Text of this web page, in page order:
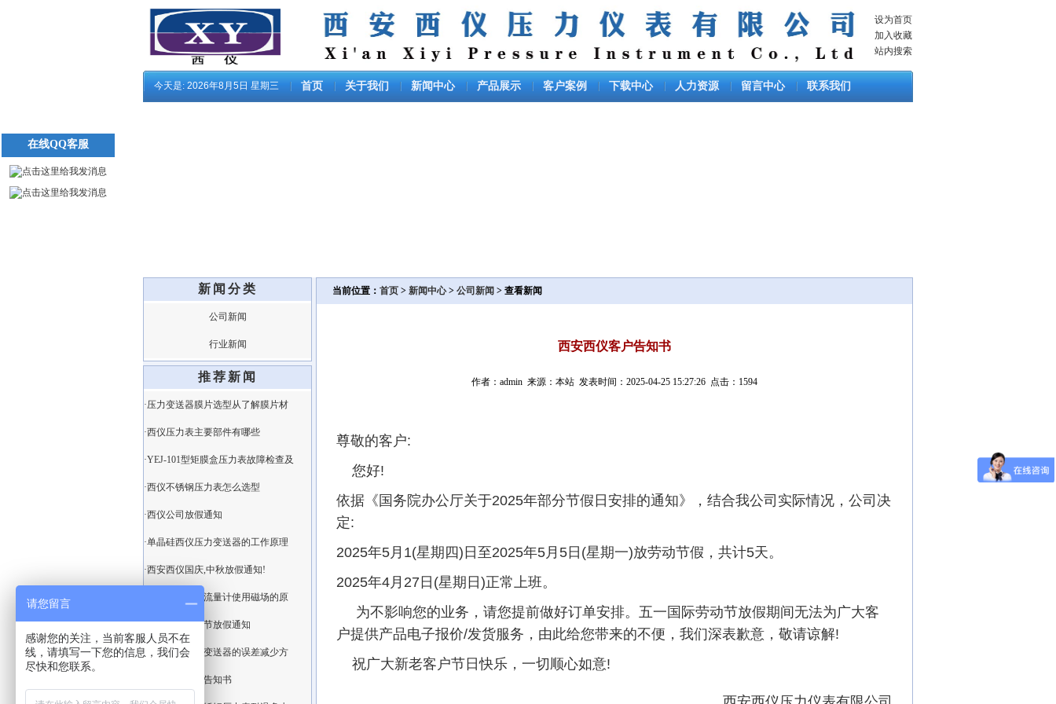
设为首页
加入收藏
站内搜索
今天是: 2026年8月5日 星期三 首页 关于我们 新闻中心 产品展示 客户案例 下载中心 人力资源 留言中心 联系我们
新闻分类
公司新闻
行业新闻
推荐新闻
·压力变送器膜片选型从了解膜片材
·西仪压力表主要部件有哪些
·YEJ-101型矩膜盒压力表故障检查及
·西仪不锈钢压力表怎么选型
·西仪公司放假通知
·单晶硅西仪压力变送器的工作原理
·西安西仪国庆,中秋放假通知!
·西仪智能电磁流量计使用磁场的原
·西安西仪端午节放假通知
·西安隔膜压力变送器的误差减少方
·西安西仪客户告知书
当前位置： 首页 > 新闻中心> 公司新闻 > 查看新闻
西安西仪客户告知书
作者：admin 来源：本站 发表时间：2025-04-25 15:27:26 点击：1594
尊敬的客户:
您好!
依据《国务院办公厅关于2025年部分节假日安排的通知》，结合我公司实际情况，公司决
定:
2025年5月1(星期四)日至2025年5月5日(星期一)放劳动节假，共计5天。
2025年4月27日(星期日)正常上班。
为不影响您的业务，请您提前做好订单安排。五一国际劳动节放假期间无法为广大客
户提供产品电子报价/发货服务，由此给您带来的不便，我们深表歉意，敬请谅解!
祝广大新老客户节日快乐，一切顺心如意!
在线QQ客服
请您留言
感谢您的关注，当前客服人员不在
线，请填写一下您的信息，我们会
尽快和您联系。